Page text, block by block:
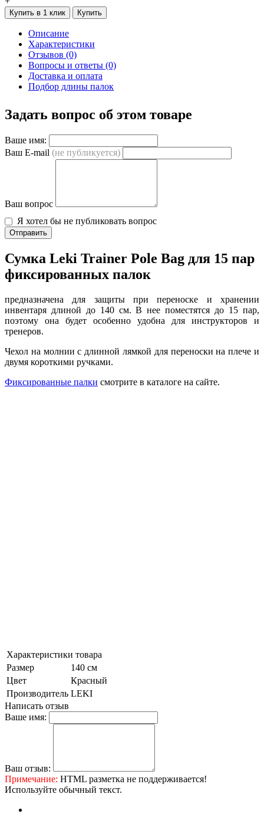
Купить в 1 клик Купить
Описание
Характеристики
Отзывов (0)
Вопросы и ответы (0)
Доставка и оплата
Подбор длины палок
Задать вопрос об этом товаре
Ваше имя:
Ваш E-mail (не публикуется)
Ваш вопрос
Я хотел бы не публиковать вопрос
Отправить
Сумка Leki Trainer Pole Bag для 15 пар
фиксированных палок
предназначена для защиты при переноске и хранении
инвентаря длиной до 140 см. В нее поместятся до 15 пар,
поэтому она будет особенно удобна для инструкторов и
тренеров.
Чехол на молнии с длинной лямкой для переноски на плече и
двумя короткими ручками.
Фиксированные палки смотрите в каталоге на сайте.
Характеристики товара
Размер
140 см
Цвет
Красный
Производитель LEKI
Написать отзыв
Ваше имя:
Ваш отзыв:
Примечание: HTML разметка не поддерживается!
Используйте обычный текст.